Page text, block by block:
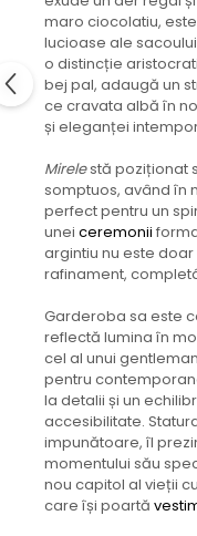
maro ciocolatiu,
lucioase ale
o distincție
bej pal, adaugă un
ce cravata albă în
și eleganței
Mirelestă poziționat
somptuos, având în
perfect pentru un
unei ceremonii
argintiu nu este
rafinament,
Garderoba sa este
reflectă lumina în
cel al unui
pentru
la detalii și un
accesibilitate.
impunătoare, îl
momentului său
nou capitol al vieții
care își poartă